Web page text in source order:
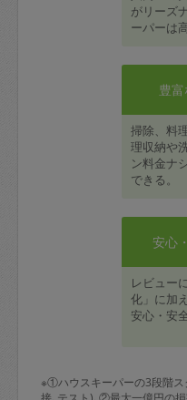
がリーズ
ーパーは
豊
掃除、料
理収納や
ン料金ナ
できる。
安心
レビュー
化」に加
安心・安
※①ハウスキーパーの3段階ス